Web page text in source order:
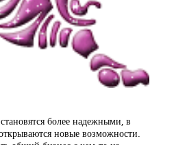
более надежными, в
новые возможности.